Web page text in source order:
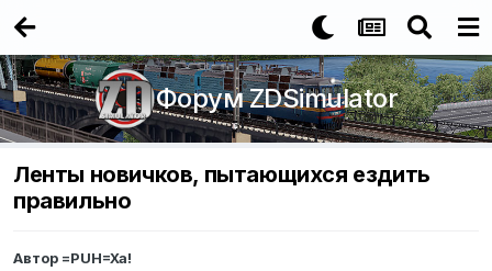
Форум ZDSimulator
Ленты новичков, пытающихся ездить
правильно
Автор =PUH=Xa!